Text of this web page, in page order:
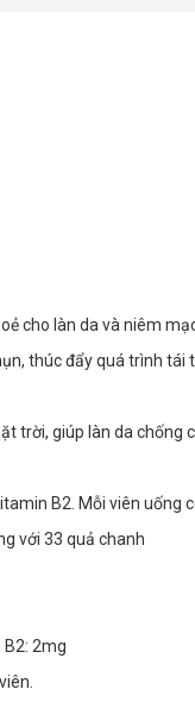
cho làn da và niêm
thúc đẩy quá trình tái
trời, giúp làn da chống
B2. Mỗi viên uống
với 33 quả chanh
2mg